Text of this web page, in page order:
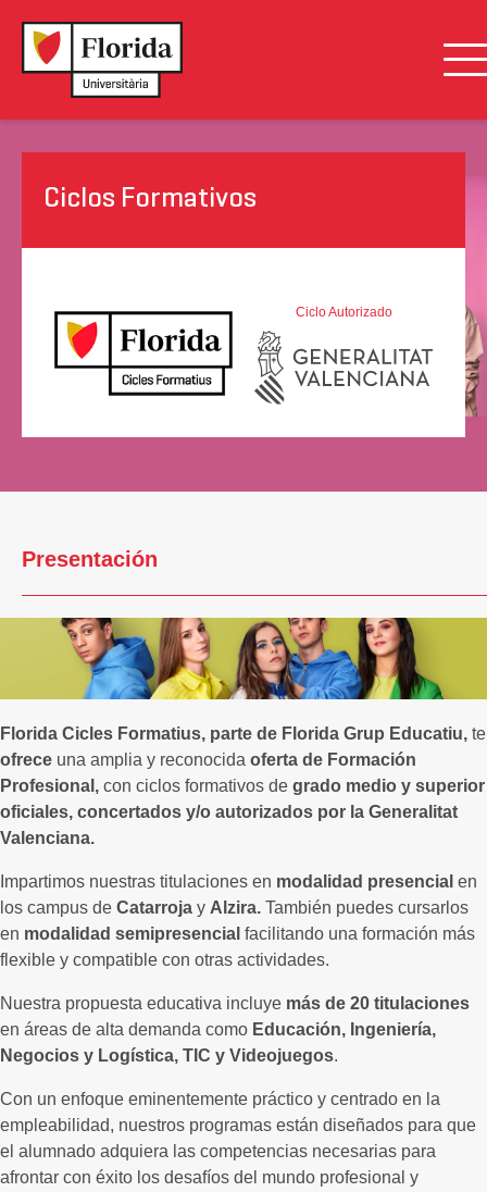
Ciclos Formativos
Ciclo Autorizado
Presentación
Florida Cicles Formatius, parte de Florida Grup Educatiu, te
ofrece una amplia y reconocida oferta de Formación
Profesional, con ciclos formativos de grado medio y superior
oficiales, concertados y/o autorizados por la Generalitat
Valenciana.
Impartimos nuestras titulaciones en modalidad presencial en
los campus de Catarroja y Alzira. También puedes cursarlos
en modalidad semipresencial facilitando una formación más
flexible y compatible con otras actividades.
Nuestra propuesta educativa incluye más de 20 titulaciones
en áreas de alta demanda como Educación, Ingeniería,
Negocios y Logística, TIC y Videojuegos.
Con un enfoque eminentemente práctico y centrado en la
empleabilidad, nuestros programas están diseñados para que
el alumnado adquiera las competencias necesarias para
afrontar con éxito los desafíos del mundo profesional y